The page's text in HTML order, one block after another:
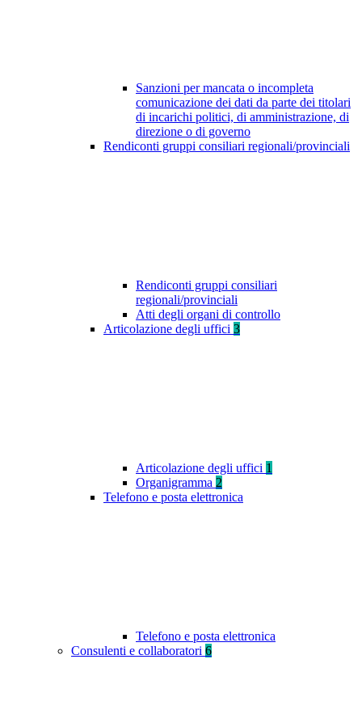
Sanzioni per mancata o incompleta
comunicazione dei dati da parte dei titolari
di incarichi politici, di amministrazione, di
direzione o di governo
Rendiconti gruppi consiliari regionali/provinciali
Rendiconti gruppi consiliari
regionali/provinciali
Atti degli organi di controllo
Articolazione degli uffici 3
Articolazione degli uffici 1
Organigramma 2
Telefono e posta elettronica
Telefono e posta elettronica
Consulenti e collaboratori 6